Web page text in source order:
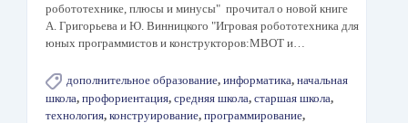
робототехнике, плюсы и минусы" прочитал о новой книге
А. Григорьева и Ю. Винницкого "Игровая робототехника для
юных программистов и конструкторов:MBOT и…
дополнительное образование, информатика, начальная
школа, профориентация, средняя школа, старшая школа,
технология, конструирование, программирование,